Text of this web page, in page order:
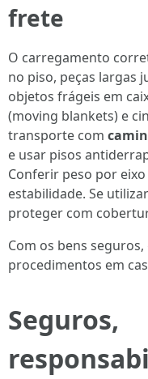
frete
O carregamento
no piso, peças largas
objetos frágeis em
(moving blankets) e
transporte com
e usar pisos
Conferir peso por
estabilidade. Se utilizar
proteger com
Com os bens
procedimentos em
Seguros,